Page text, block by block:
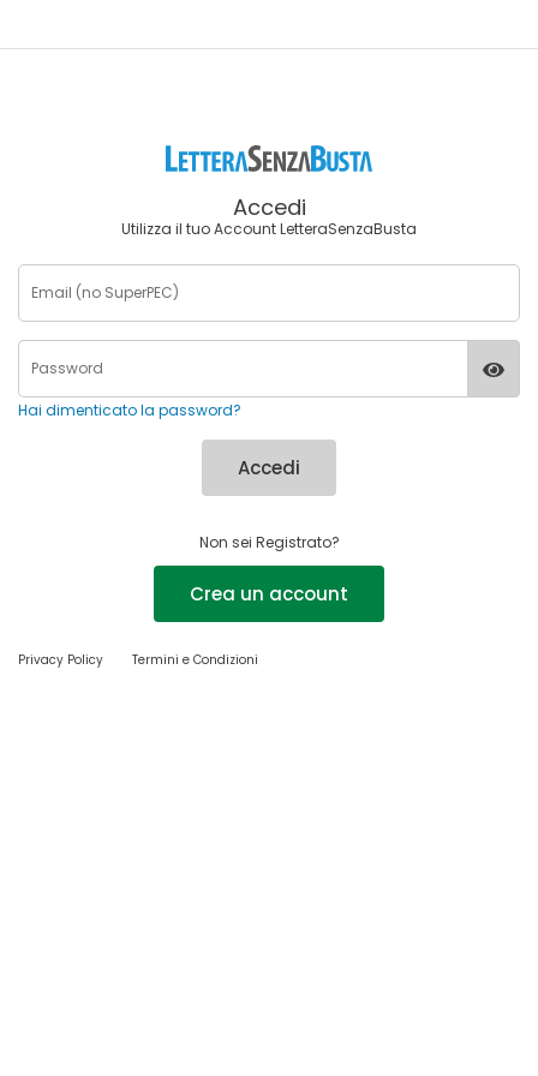
Accedi
Utilizza il tuo Account LetteraSenzaBusta
Hai dimenticato la password?
Accedi
Non sei Registrato?
Crea un account
Privacy Policy Termini e Condizioni